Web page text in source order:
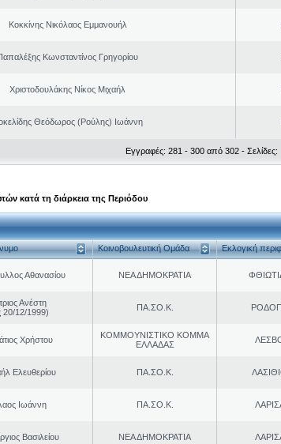
Κοκκίνης Νικόλαος Εμμανουήλ
Κωνσταντίνος Γρηγορίου
Χριστοδουλάκης Νίκος Μιχαήλ
Θεόδωρος (Ρούλης) Ιωάννη
Εγγραφές: 281 - 300 από 302 - Σελίδες:
κατά τη διάρκεια της Περιόδου
Κοινοβουλευτική Ομάδα Εκλογική
Αθανασίου ΝΕΑ ΔΗΜΟΚΡΑΤΙΑ
Ανέστη
20/12/1999)
ΠΑ.ΣΟ.Κ.
Χρήστου
ΚΟΜΜΟΥΝΙΣΤΙΚΟ ΚΟΜΜΑ
ΕΛΛΑΔΑΣ
Ελευθερίου ΠΑ.ΣΟ.Κ.
Ιωάννη ΠΑ.ΣΟ.Κ.
Βασιλείου ΝΕΑ ΔΗΜΟΚΡΑΤΙΑ